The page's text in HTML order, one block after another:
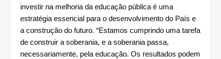
investir na melhoria da educação pública é uma
estratégia essencial para o desenvolvimento do País e
a construção do futuro. “Estamos cumprindo uma tarefa
de construir a soberania, e a soberania passa,
necessariamente, pela educação. Os resultados podem